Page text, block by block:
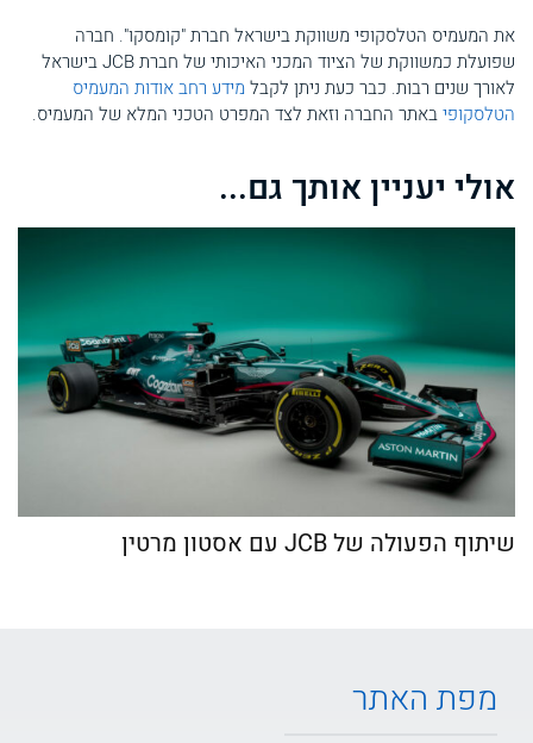
את המעמיס הטלסקופי משווקת בישראל חברת "קומסקו". חברה
שפועלת כמשווקת של הציוד המכני האיכותי של חברת JCB בישראל
לאורך שנים רבות. כבר כעת ניתן לקבל מידע רחב אודות המעמיס
הטלסקופיבאתר החברה וזאת לצד המפרט הטכני המלא של המעמיס.
אולי יעניין אותך גם...
שיתוף הפעולה של JCB עם אסטון מרטין
מפת האתר